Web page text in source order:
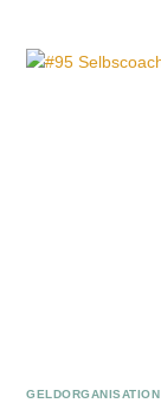
GELDORGANISATION